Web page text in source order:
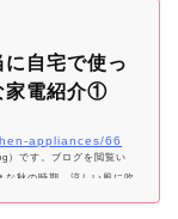
に自宅で使っ
家電紹介①
appliances/66
）です。ブログを閲覧い
な秋の時期、涼しい風に吹